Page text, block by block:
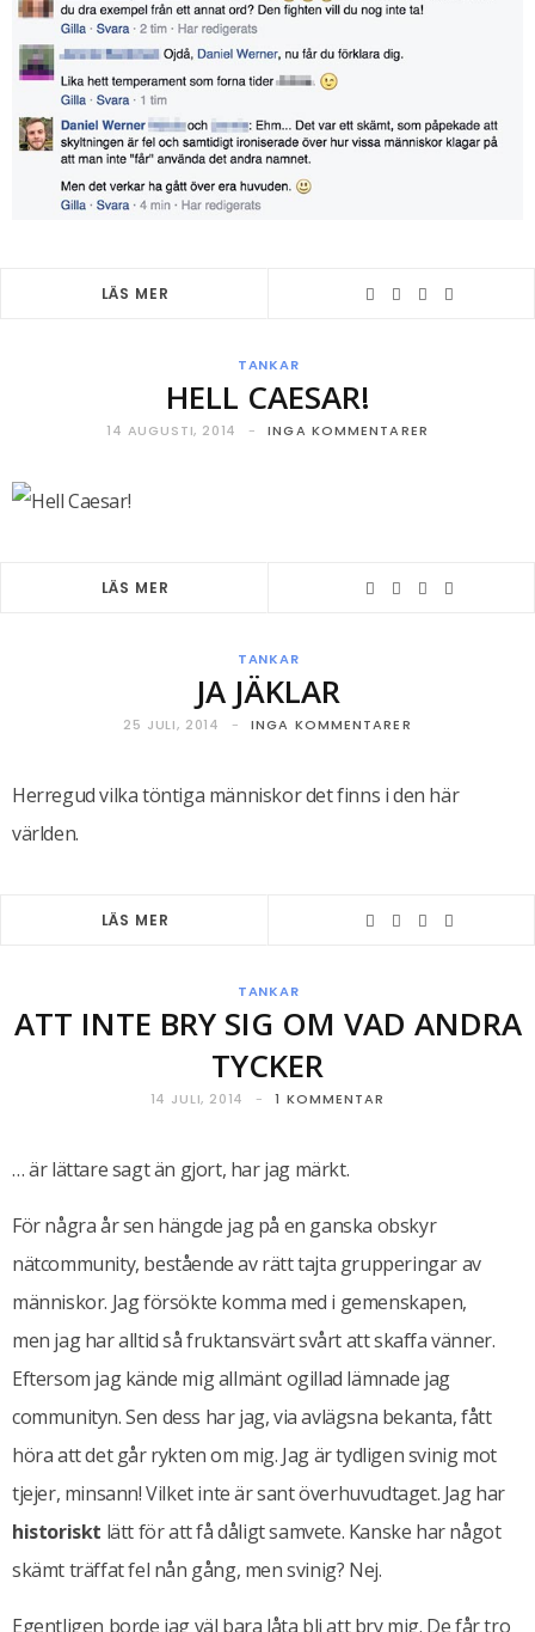
LÄS MER
TANKAR
HELL CAESAR!
14 AUGUSTI, 2014 INGA KOMMENTARER
LÄS MER
TANKAR
JA JÄKLAR
25 JULI, 2014 INGA KOMMENTARER
Herregud vilka töntiga människor det finns i den här
världen.
LÄS MER
TANKAR
ATT INTE BRY SIG OM VAD ANDRA
TYCKER
14 JULI, 2014 1 KOMMENTAR
… är lättare sagt än gjort, har jag märkt.
För några år sen hängde jag på en ganska obskyr
nätcommunity, bestående av rätt tajta grupperingar av
människor. Jag försökte komma med i gemenskapen,
men jag har alltid så fruktansvärt svårt att skaffa vänner.
Eftersom jag kände mig allmänt ogillad lämnade jag
communityn. Sen dess har jag, via avlägsna bekanta, fått
höra att det går rykten om mig. Jag är tydligen svinig mot
tjejer, minsann! Vilket inte är sant överhuvudtaget. Jag har
historiskt lätt för att få dåligt samvete. Kanske har något
skämt träffat fel nån gång, men svinig? Nej.
Egentligen borde jag väl bara låta bli att bry mig. De får tro